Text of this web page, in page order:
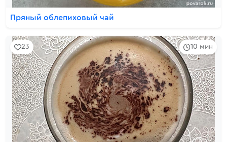
Пряный облепиховый чай
10 мин
23